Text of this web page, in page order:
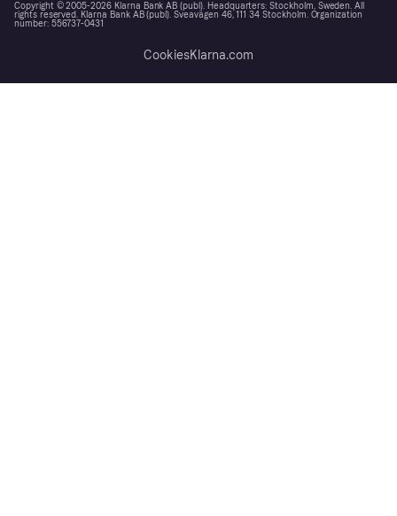
Copyright © 2005-2026 Klarna Bank AB (publ). Headquarters: Stockholm, Sweden. All
rights reserved. Klarna Bank AB (publ). Sveavägen 46, 111 34 Stockholm. Organization
number: 556737-0431
CookiesKlarna.com